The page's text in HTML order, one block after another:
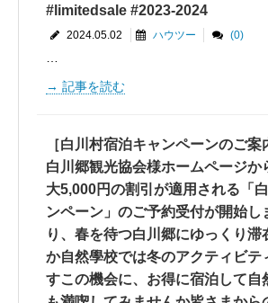
#limitedsale #2023-2024
2024.05.02 ハウツー (0)
記事を読む
［白川村宿泊キャンペーンのご案
白川郷観光協会様ホームページか
大5,000円の割引が適用される「
ンペーン」のご予約受付が開始し
り、春を待つ白川郷にゆっくり滞
か自然學校では冬のアクティビ
すこの機会に、お得に宿泊して自